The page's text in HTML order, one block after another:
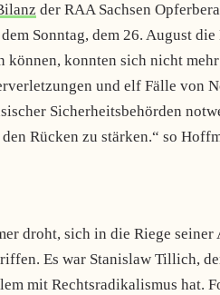
der RAA Sachsen
Sonntag, dem 26. August
konnten sich nicht
und elf Fälle von
Sicherheitsbehörden
Rücken zu stärken.“ so
droht, sich in die Riege
Es war Stanislaw Tillich,
mit Rechtsradikalismus hat.